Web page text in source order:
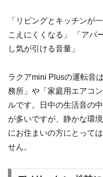
「リビングとキッチンが
こえにくくなる」 「アパ
し気が引ける音量」
ラクアmini Plusの運転音
務所」や「家庭用エアコ
ルです。日中の生活音の
が多いですが、静かな環
にお住まいの方にとって
せん。